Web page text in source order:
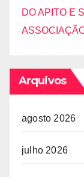
DO APITO E
Arquivos
agosto 2026
julho 2026